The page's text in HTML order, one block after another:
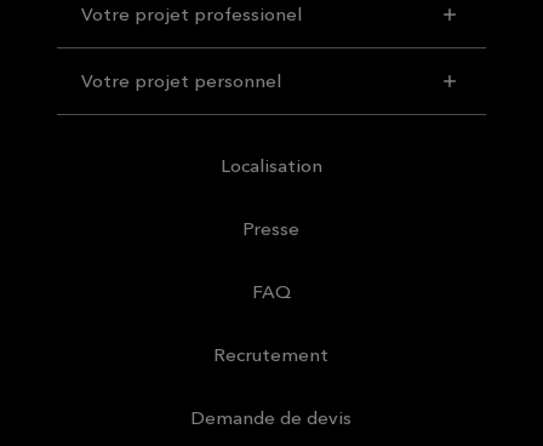
Votre projet professionel
Votre projet personnel
Localisation
Presse
FAQ
Recrutement
Demande de devis